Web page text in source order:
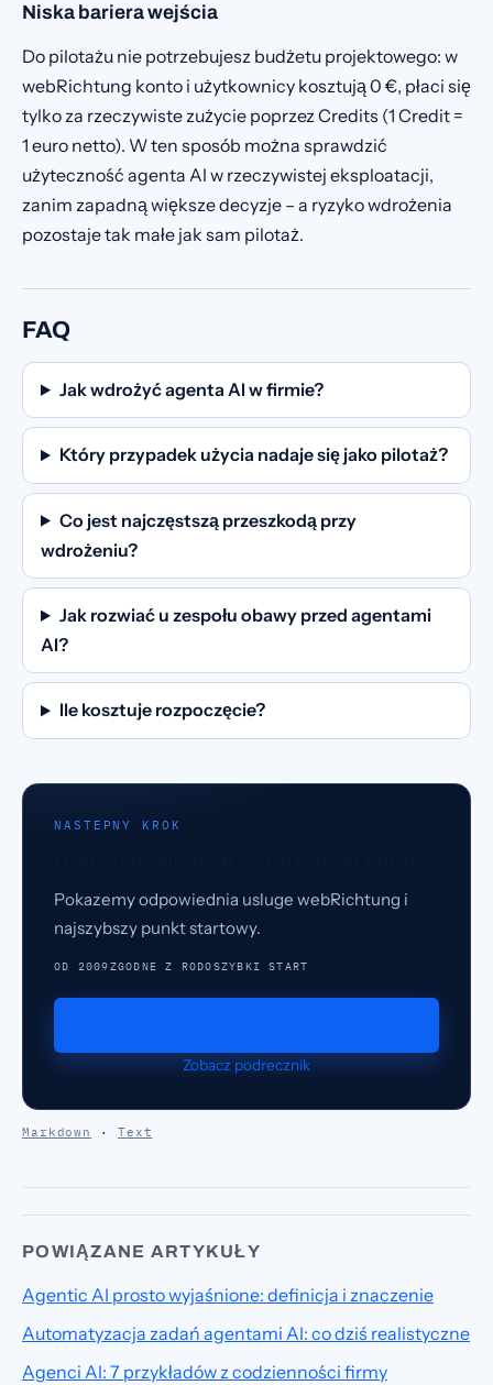
Niska bariera wejścia
Do pilotażu nie potrzebujesz budżetu projektowego: w
webRichtung konto i użytkownicy kosztują 0 €, płaci się
tylko za rzeczywiste zużycie poprzez Credits (1 Credit =
1 euro netto). W ten sposób można sprawdzić
użyteczność agenta AI w rzeczywistej eksploatacji,
zanim zapadną większe decyzje – a ryzyko wdrożenia
pozostaje tak małe jak sam pilotaż.
FAQ
Jak wdrożyć agenta AI w firmie?
Który przypadek użycia nadaje się jako pilotaż?
Co jest najczęstszą przeszkodą przy
wdrożeniu?
Jak rozwiać u zespołu obawy przed agentami
AI?
Ile kosztuje rozpoczęcie?
NASTEPNY KROK
Pokazemy odpowiednia usluge webRichtung i
najszybszy punkt startowy.
OD 2009ZGODNE Z RODOSZYBKI START
Zobacz podrecznik
Markdown · Text
POWIĄZANE ARTYKUŁY
Agentic AI prosto wyjaśnione: definicja i znaczenie
Automatyzacja zadań agentami AI: co dziś realistyczne
Agenci AI: 7 przykładów z codzienności firmy